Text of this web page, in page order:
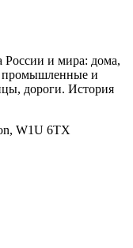
России и мира: дома,
промышленные и
дороги. История
W1U 6TX